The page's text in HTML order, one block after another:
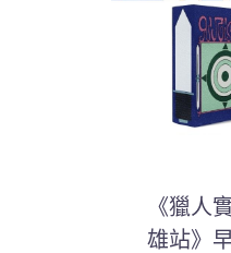
《獵人
雄站》